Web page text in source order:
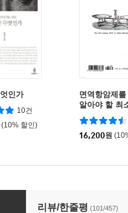
인가
10건
(10% 할인)
면역항암제
알아야 할 최
16,200원
격기
리뷰/한줄평 (101/457)